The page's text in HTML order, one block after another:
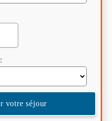
votre séjour